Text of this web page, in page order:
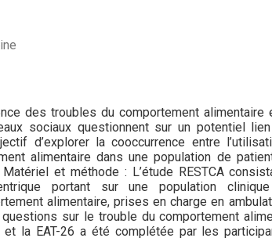
des troubles du comportement alimentaire
sociaux questionnent sur un potentiel
d’explorer la cooccurrence entre
alimentaire dans une population de
et méthode : L’étude RESTCA
portant sur une population
alimentaire, prises en charge en
sur le trouble du comportement
la EAT-26 a été complétée par les